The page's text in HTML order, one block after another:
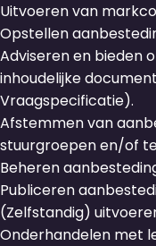
Uitvoeren van
Opstellen
Adviseren en bieden
inhoudelijke
Vraagspecificatie).
Afstemmen van
stuurgroepen en/of
Beheren
Publiceren
(Zelfstandig)
Onderhandelen met